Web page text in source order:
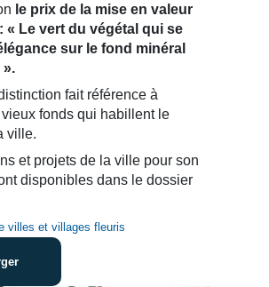
le prix de la mise en valeur
« Le vert du végétal qui se
sur le fond minéral
».
fait référence à
vieux fonds qui habillent le
ville.
et projets de la ville pour son
disponibles dans le dossier
villes et villages fleuris